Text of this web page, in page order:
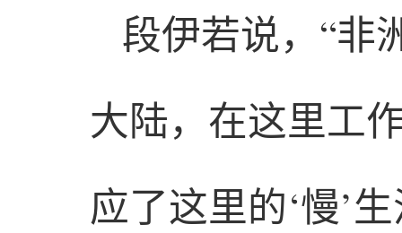
段伊若说，“非
大陆，在这里工
应了这里的‘慢’